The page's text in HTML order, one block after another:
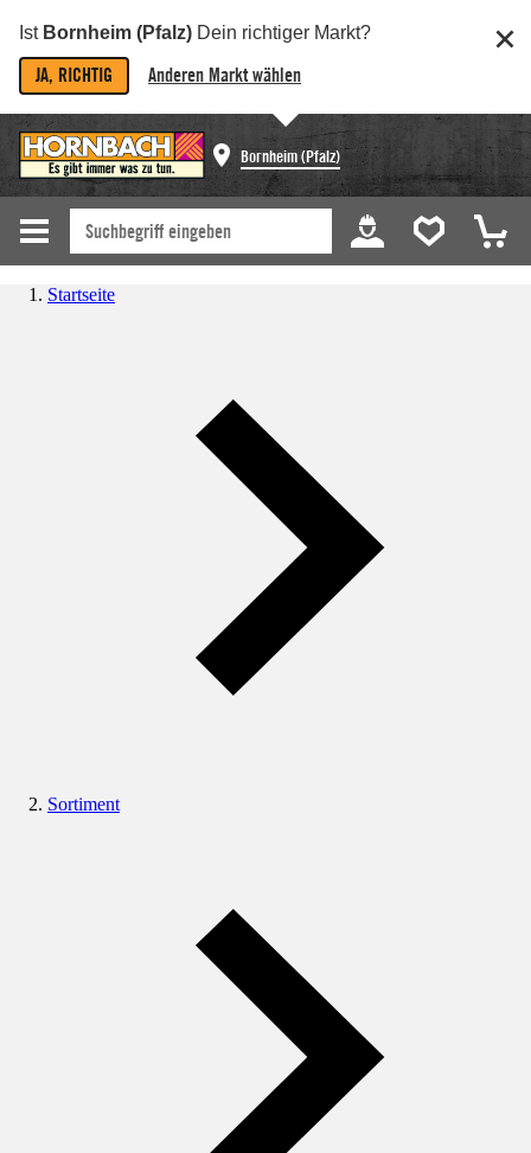
Ist Bornheim (Pfalz) Dein richtiger Markt?
JA, RICHTIG Anderen Markt wählen
Bornheim (Pfalz)
Startseite
Sortiment